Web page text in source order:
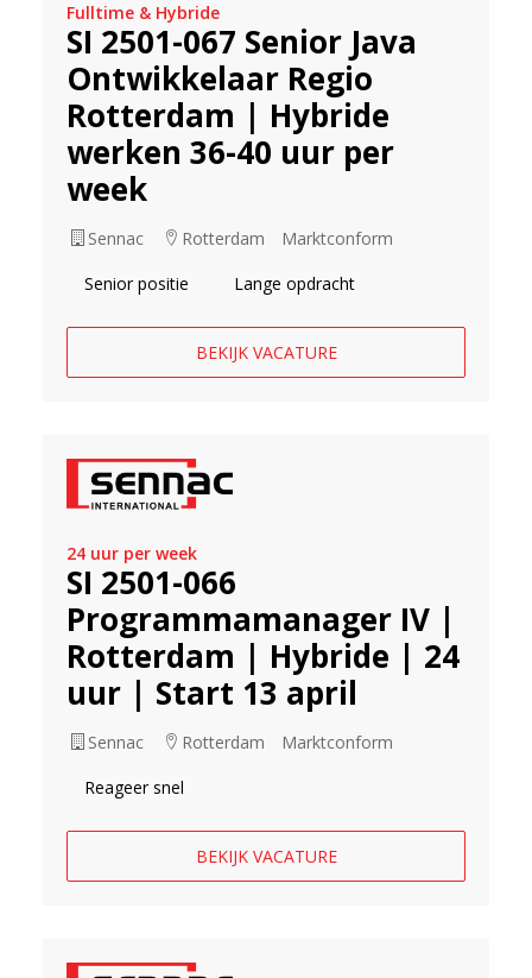
Fulltime & Hybride
SI 2501-067 Senior Java
Ontwikkelaar Regio
Rotterdam | Hybride
werken 36-40 uur per
week
Sennac Rotterdam
Marktconform
Senior positie
Lange opdracht
BEKIJK VACATURE
24 uur per week
SI 2501-066
Programmamanager IV |
Rotterdam | Hybride | 24
uur | Start 13 april
Sennac Rotterdam
Marktconform
Reageer snel
BEKIJK VACATURE